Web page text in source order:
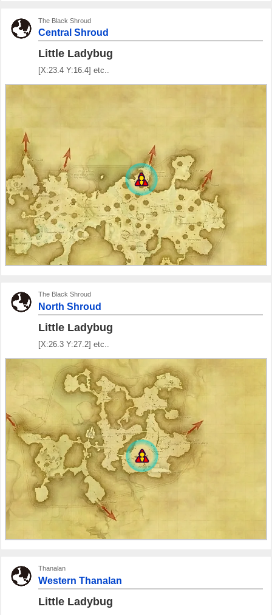
The Black Shroud
Central Shroud
Little Ladybug
[X:23.4 Y:16.4] etc..
The Black Shroud
North Shroud
Little Ladybug
[X:26.3 Y:27.2] etc..
Thanalan
Western Thanalan
Little Ladybug